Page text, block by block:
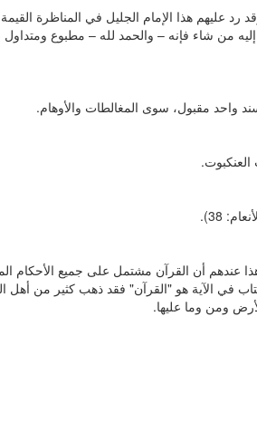
رد عليهم هذا الإمام الجليل في المناظرة
من شاء فإنه – والحمد لله – مطبوع
واحد مقبول، سوى المغالطات والأوهام.
38).
عندهم أن القرآن مشتمل على جميع الأحكام
في الآية هو "القرآن" فقد ذهب كثير من أهل
ومن وما عليها.